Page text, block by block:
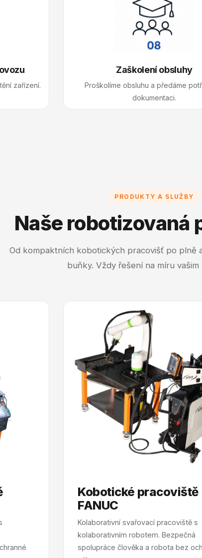
zařízení.
Zaškolení obsluhy
Proškolíme obsluhu a předáme
dokumentaci.
PRODUKTY A SLUŽBY
Naše robotizovaná
Od kompaktních kobotických pracovišť po plně
buňky. Vždy řešení na míru vašim
Kobotické pracoviště
FANUC
Kolaborativní svařovací pracoviště s
kolaborativním robotem. Bezpečná
spolupráce člověka a robota bez